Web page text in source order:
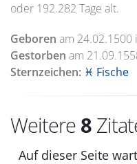
oder 192.282 Tage alt.
Geboren am 24.02.1500
Gestorben am
Sternzeichen: ♓ Fische
Weitere 8
Auf dieser Seite